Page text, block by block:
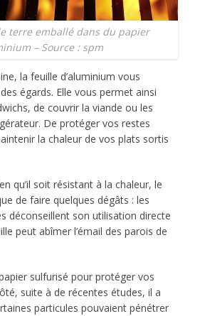
terre emballé dans du papier
– Source : spm
la feuille d’aluminium vous
égards. Elle vous permet ainsi
de couvrir la viande ou les
De protéger vos restes
la chaleur de vos plats sortis
qu’il soit résistant à la chaleur, le
de faire quelques dégâts : les
déconseillent son utilisation directe
peut abîmer l’émail des parois de
sulfurisé pour protéger vos
suite à de récentes études, il a
particules pouvaient pénétrer